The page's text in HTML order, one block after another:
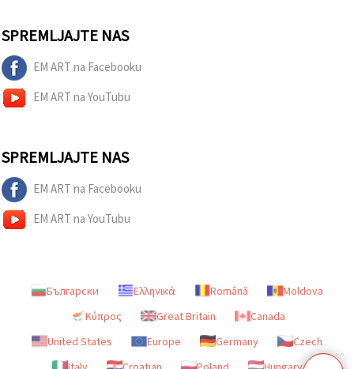
SPREMLJAJTE NAS
EM ART na Facebooku
EM ART na YouTubu
SPREMLJAJTE NAS
EM ART na Facebooku
EM ART na YouTubu
Български Ελληνικά Română
Moldova
Κύπρος
Great Britain
Canada
United States
Europe Germany
Czech